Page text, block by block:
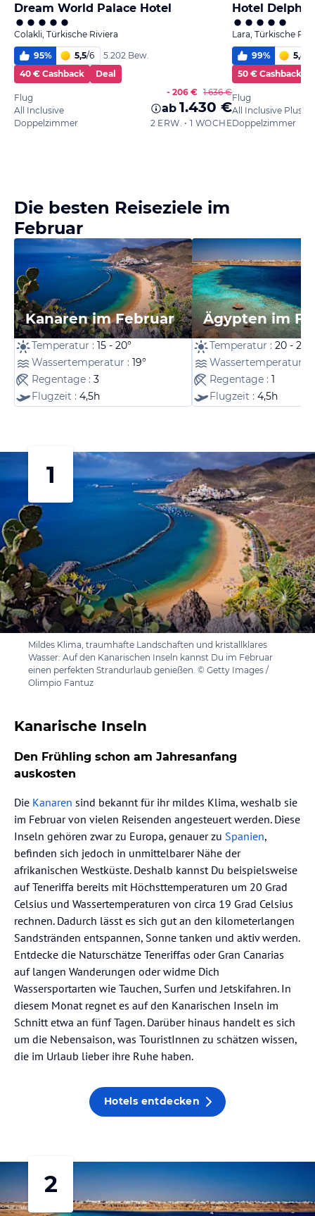
Dream World Palace Hotel
Colakli, Türkische Riviera
95% 5,5/6
5.202 Bew.
40 € Cashback
Deal
Flug
All Inclusive
Doppelzimmer
- 206 € 1.636 €
ab 1.430 €
2 ERW. • 1 WOCHE
Hotel
Lara, Türkische
99% 5,8
50 € Cashback
Flug
All Inclusive Plus
Doppelzimmer
Die besten Reiseziele im
Februar
Kanaren im Februar
Temperatur : 15 - 20°
Wassertemperatur : 19°
Regentage : 3
Flugzeit : 4,5h
Ägypten im
Temperatur : 20 - 24°
Wassertemperatur :
Regentage : 1
Flugzeit : 4,5h
1
Mildes Klima, traumhafte Landschaften und kristallklares
Wasser: Auf den Kanarischen Inseln kannst Du im Februar
einen perfekten Strandurlaub genießen. © Getty Images /
Olimpio Fantuz
Kanarische Inseln
Den Frühling schon am Jahresanfang
auskosten
Die Kanaren sind bekannt für ihr mildes Klima, weshalb sie
im Februar von vielen Reisenden angesteuert werden. Diese
Inseln gehören zwar zu Europa, genauer zu Spanien,
befinden sich jedoch in unmittelbarer Nähe der
afrikanischen Westküste. Deshalb kannst Du beispielsweise
auf Teneriffa bereits mit Höchsttemperaturen um 20 Grad
Celsius und Wassertemperaturen von circa 19 Grad Celsius
rechnen. Dadurch lässt es sich gut an den kilometerlangen
Sandstränden entspannen, Sonne tanken und aktiv werden.
Entdecke die Naturschätze Teneriffas oder Gran Canarias
auf langen Wanderungen oder widme Dich
Wassersportarten wie Tauchen, Surfen und Jetskifahren. In
diesem Monat regnet es auf den Kanarischen Inseln im
Schnitt etwa an fünf Tagen. Darüber hinaus handelt es sich
um die Nebensaison, was TouristInnen zu schätzen wissen,
die im Urlaub lieber ihre Ruhe haben.
Hotels entdecken
2